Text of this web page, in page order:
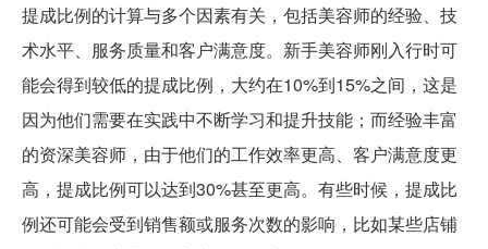
提成比例的计算与多个因素有关，包括美容师的经验、技
术水平、服务质量和客户满意度。新手美容师刚入行时可
能会得到较低的提成比例，大约在10%到15%之间，这是
因为他们需要在实践中不断学习和提升技能；而经验丰富
的资深美容师，由于他们的工作效率更高、客户满意度更
高，提成比例可以达到30%甚至更高。有些时候，提成比
例还可能会受到销售额或服务次数的影响，比如某些店铺